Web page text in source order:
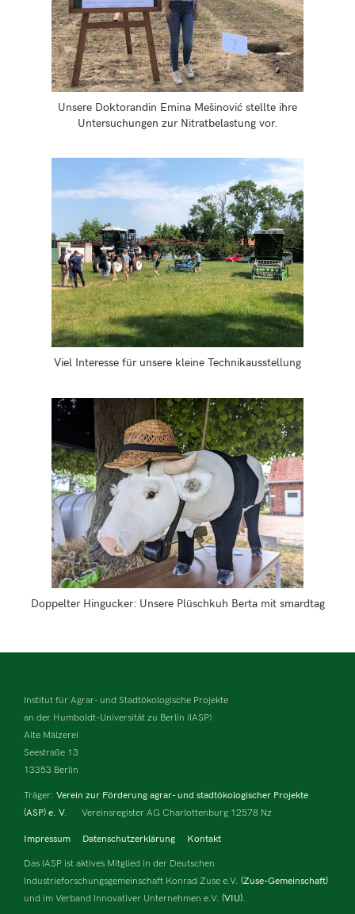
Unsere Doktorandin Emina Mešinović stellte ihre
Untersuchungen zur Nitratbelastung vor.
Viel Interesse für unsere kleine Technikausstellung
Doppelter Hingucker: Unsere Plüschkuh Berta mit smardtag
Institut für Agrar- und Stadtökologische Projekte
an der Humboldt-Universität zu Berlin (IASP)
Alte Mälzerei
Seestraße 13
13353 Berlin
Träger: Verein zur Förderung agrar- und stadtökologischer Projekte
(ASP) e. V.
Vereinsregister AG Charlottenburg 12578 Nz
Impressum Datenschutzerklärung Kontakt
Das IASP ist aktives Mitglied in der Deutschen
Industrieforschungsgemeinschaft Konrad Zuse e.V. (Zuse-Gemeinschaft)
und im Verband Innovativer Unternehmen e.V. (VIU).